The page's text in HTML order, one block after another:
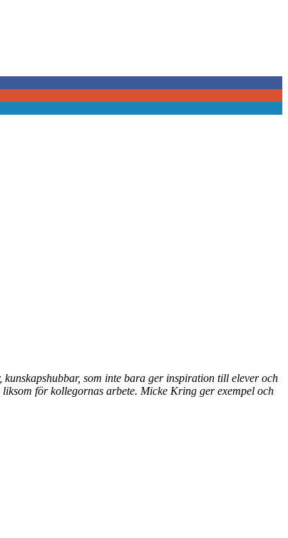
som inte bara ger inspiration till elever och
för kollegornas arbete. Micke Kring ger exempel och